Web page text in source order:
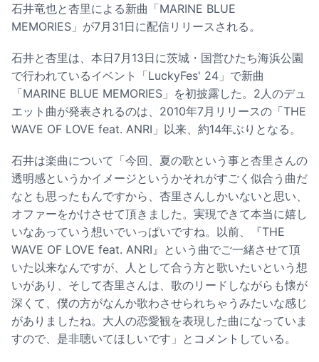
石井竜也と杏里による新曲「MARINE BLUE
MEMORIES」が7月31日に配信リリースされる。
石井と杏里は、本日7月13日に茨城・国営ひたち海浜公園
で行われているイベント「LuckyFes' 24」で新曲
「MARINE BLUE MEMORIES」を初披露した。2人のデュ
エット曲が発表されるのは、2010年7月リリースの「THE
WAVE OF LOVE feat. ANRI」以来、約14年ぶりとなる。
石井は楽曲について「今回、夏の歌という事と杏里さんの
透明感というかイメージというかそれがすごく似合う曲だ
なとも思ったもんですから、杏里さんしかいないと思い、
オファーをかけさせて頂きました。実現できて本当に嬉し
いなあっていう想いでいっぱいですね。以前、『THE
WAVE OF LOVE feat. ANRI』という曲でご一緒させて頂
いた以来なんですが、人として合う方と歌いたいという想
いがあり、そして杏里さんは、歌のリードしながらも懐が
深くて、僕の方がなんか歌わさせられちゃうみたいな感じ
がありましたね。大人の恋愛観を表現した曲になっていま
すので、是非聴いてほしいです」とコメントしている。